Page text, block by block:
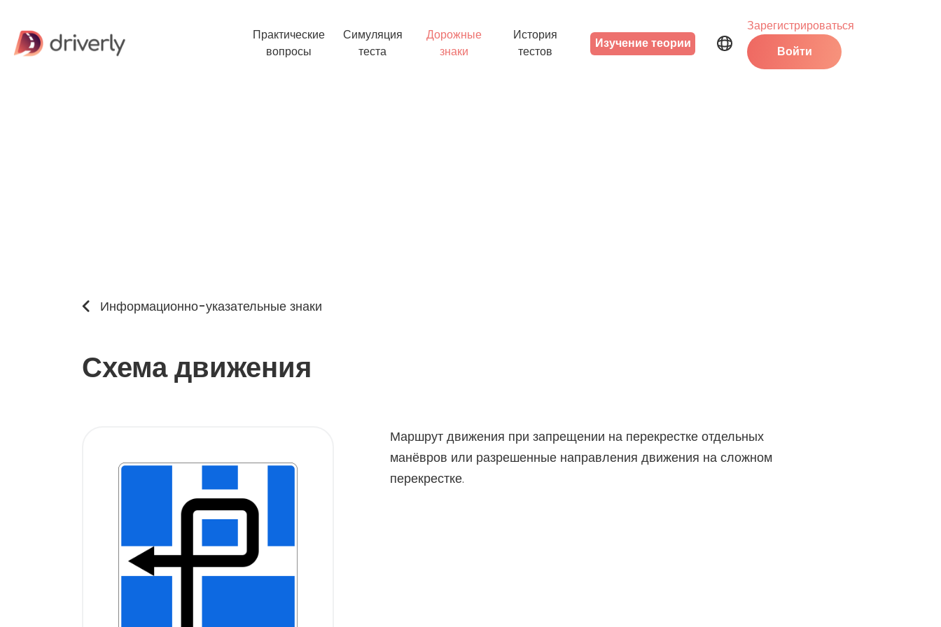
Практические
вопросы
Симуляция
теста
Дорожные
знаки
История
тестов
Изучение теории
Зарегистрироваться
Войти
Информационно-указательные знаки
Схема движения
Маршрут движения при запрещении на перекрестке отдельных
манёвров или разрешенные направления движения на сложном
перекрестке.